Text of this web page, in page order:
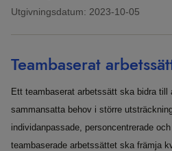
Utgivningsdatum: 2023-10-05
Teambaserat
Ett teambaserat arbetssätt ska bidra till
sammansatta behov i större
individanpassade, personcentrerade
teambaserade arbetssättet ska främja